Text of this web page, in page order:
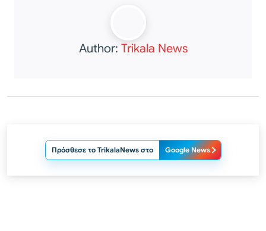
Author: Trikala News
Πρόσθεσε το TrikalaNews στο Google News